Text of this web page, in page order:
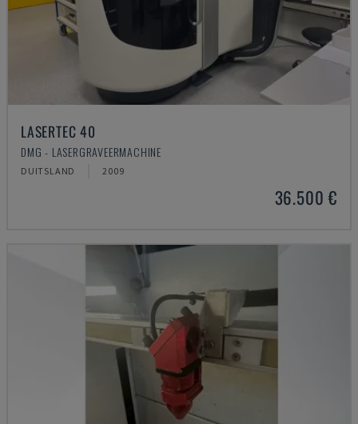
LASERTEC 40
DMG - LASERGRAVEERMACHINE
DUITSLAND 2009
36.500 €